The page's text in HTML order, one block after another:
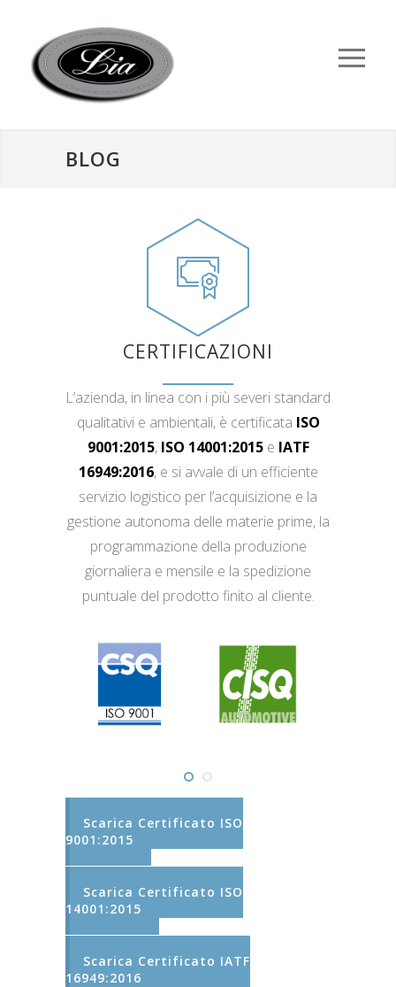
BLOG
CERTIFICAZIONI
L’azienda, in linea con i più severi standard
qualitativi e ambientali, è certificata ISO
9001:2015, ISO 14001:2015e IATF
16949:2016, e si avvale di un efficiente
servizio logistico per l’acquisizione e la
gestione autonoma delle materie prime, la
programmazione della produzione
giornaliera e mensile e la spedizione
puntuale del prodotto finito al cliente.
Scarica Certificato ISO
9001:2015
Scarica Certificato ISO
14001:2015
Scarica Certificato IATF
16949:2016